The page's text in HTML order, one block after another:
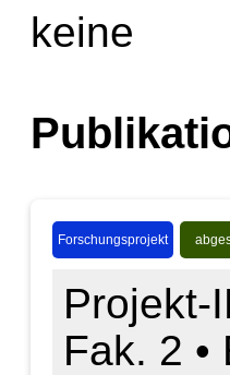
keine
Forschungsprojekt
Projekt-
Fak. 2